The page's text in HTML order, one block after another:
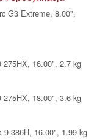
G3 Extreme, 8.00",
275HX, 16.00", 2.7 kg
275HX, 18.00", 3.6 kg
9 386H, 16.00", 1.99 kg